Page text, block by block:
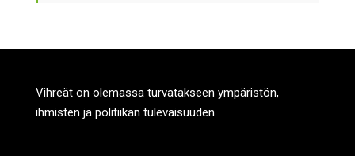
Vihreät on olemassa turvatakseen ympäristön,
ihmisten ja politiikan tulevaisuuden.